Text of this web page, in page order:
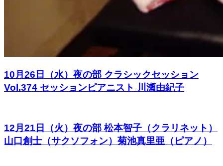
10月26日（水）夜の部 クラシックセッション
Vol.374 セッションピアニスト 川瀬由紀子
12月21日（火）夜の部 松本智子（クラリネット）
山口創士（サクソフォン）菊池真里亜（ピアノ）